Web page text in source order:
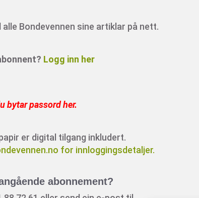
Bondevennen sine artiklar på nett.
Logg inn her
bytar passord her.
er digital tilgang inkludert.
for innloggingsdetaljer.
abonnement?